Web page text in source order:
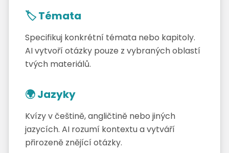
🏷️ Témata
Specifikuj konkrétní témata nebo kapitoly.
AI vytvoří otázky pouze z vybraných oblastí
tvých materiálů.
🌍 Jazyky
Kvízy v češtině, angličtině nebo jiných
jazycích. AI rozumí kontextu a vytváří
přirozeně znějící otázky.